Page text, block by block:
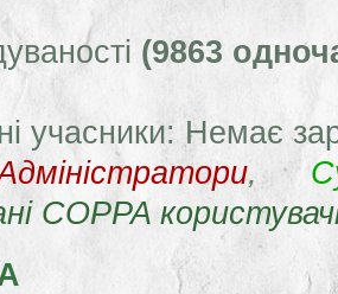
(9863
учасники: Немає
,
COPPA